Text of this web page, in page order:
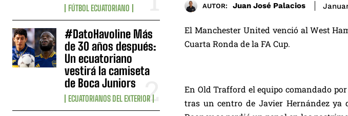
FÚTBOL ECUATORIANO
#DatoHavoline Más
de 30 años después:
Un ecuatoriano
vestirá la camiseta
de Boca Juniors
ECUATORIANOS DEL EXTERIOR
AUTOR: Juan José Palacios
El Manchester United venció al West
Cuarta Ronda de la FA Cup.
En Old Trafford el equipo comandado
tras un centro de Javier Hernández ya